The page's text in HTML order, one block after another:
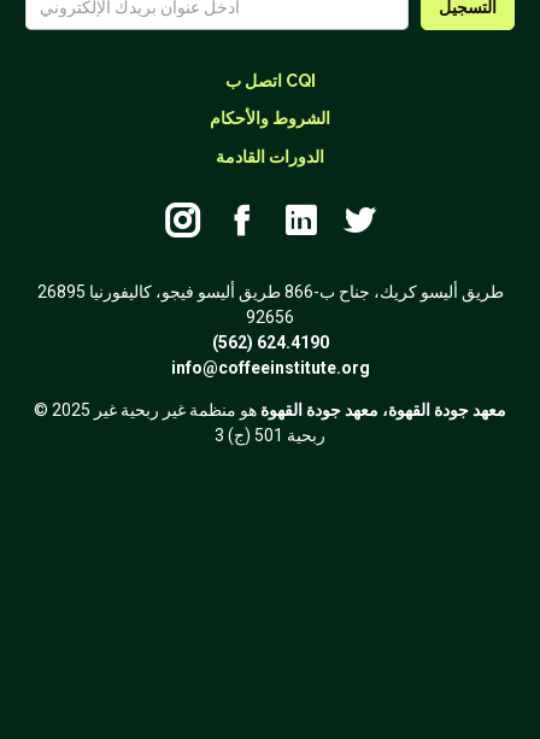
اتصل ب CQI
الشروط والأحكام
الدورات القادمة
   
26895 طريق أليسو كريك، جناح ب-866 طريق أليسو فيجو، كاليفورنيا
92656
(562) 624.4190
info@coffeeinstitute.org
© 2025 معهد جودة القهوة، معهد جودة القهوة هو منظمة غير ربحية غير
ربحية 501 (ج) 3